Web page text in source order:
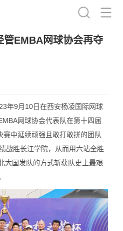
管EMBA网球协会再夺
年9月10日在西安杨凌国际网球
网球协会代表队在第十四届
中延续顽强且敢打敢拼的团队
战胜长江学院，从而用六站全胜
大国发队的方式斩获队史上最艰